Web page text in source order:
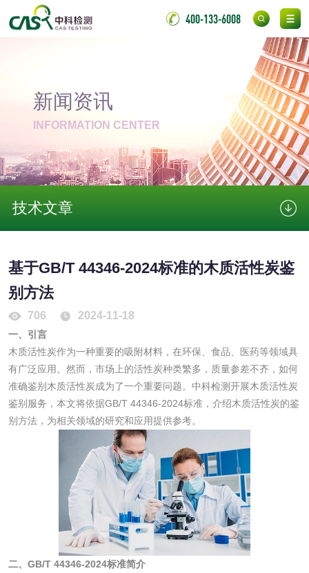
400-133-6008
新闻资讯
INFORMATION CENTER
技术文章
基于GB/T 44346-2024标准的木质活性炭鉴
别方法
706 2024-11-18
一、引言
木质活性炭作为一种重要的吸附材料，在环保、食品、医药等领域具
有广泛应用。然而，市场上的活性炭种类繁多，质量参差不齐，如何
准确鉴别木质活性炭成为了一个重要问题。中科检测开展木质活性炭
鉴别服务，本文将依据GB/T 44346-2024标准，介绍木质活性炭的鉴
别方法，为相关领域的研究和应用提供参考。
二、GB/T 44346-2024标准简介
镀膜抗菌玻璃检测
消毒产品
成分分析配方研发 驱蚊检测
消毒产品备案 防螨除螨检测
化妆品毒理试验 化妆品毒理测试
化妆品眼刺激试验
验
化妆品急性经口毒
性试验
化妆品皮肤变态反
应试验
皮肤光变态反应试
验
日化产品